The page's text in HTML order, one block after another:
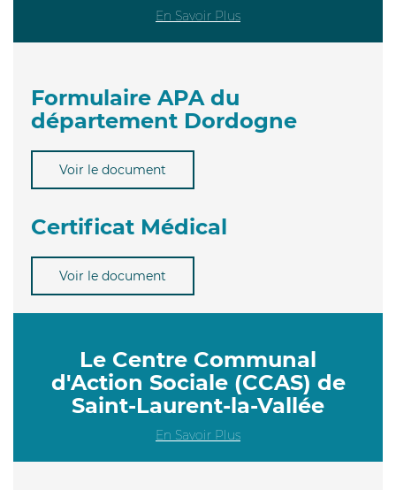
En Savoir Plus
Formulaire APA du
département Dordogne
Voir le document
Certificat Médical
Voir le document
Le Centre Communal
d'Action Sociale (CCAS) de
Saint-Laurent-la-Vallée
En Savoir Plus